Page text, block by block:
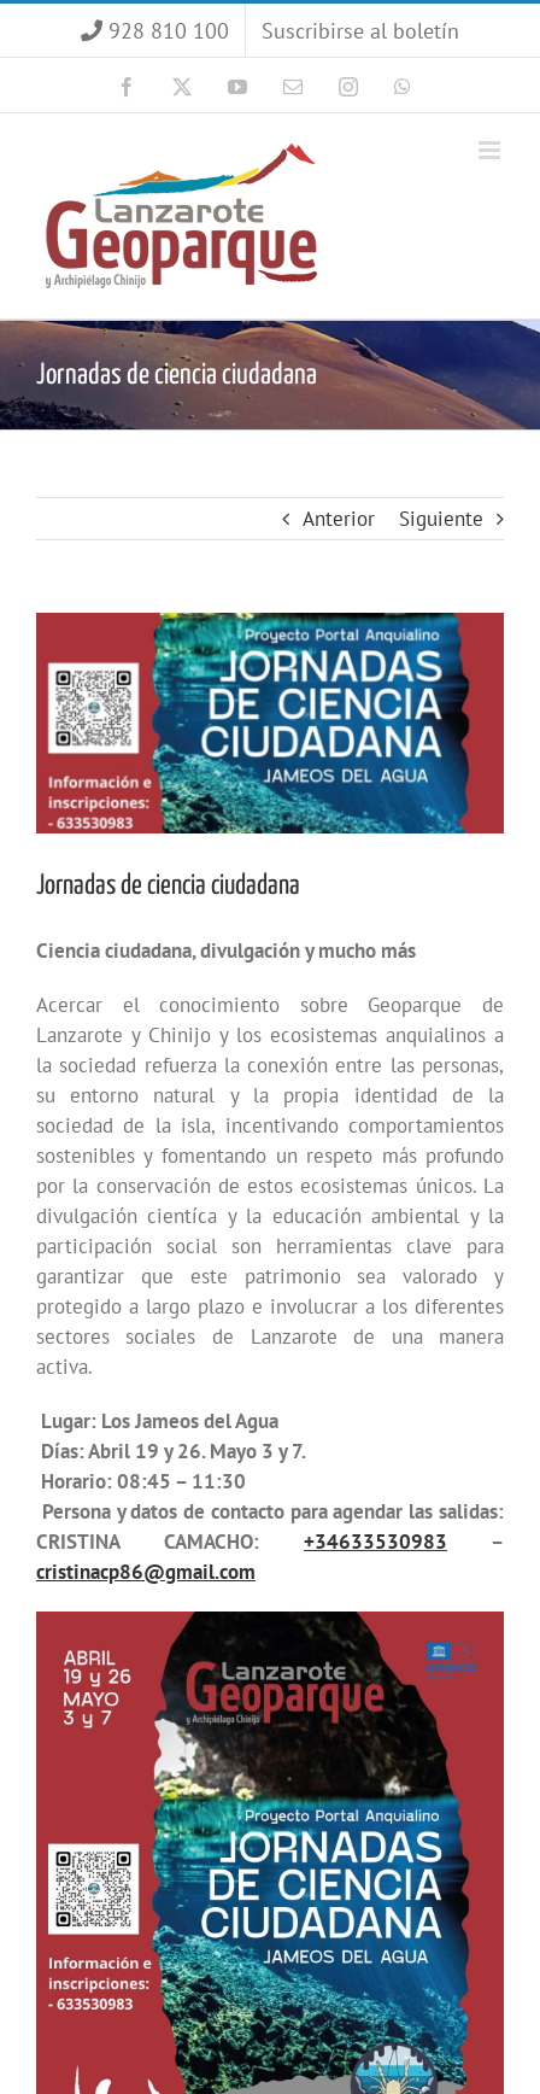
928 810 100 Suscribirse al boletín
Facebook YouTubeCorreoInstagram
Jornadas de ciencia ciudadana
Anterior Siguiente
imagen
más
grande
Jornadas de ciencia ciudadana
Ciencia ciudadana, divulgación y mucho más
Acercar el conocimiento sobre Geoparque de
Lanzarote y Chinijo y los ecosistemas anquialinos a
la sociedad refuerza la conexión entre las personas,
su entorno natural y la propia identidad de la
sociedad de la isla, incentivando comportamientos
sostenibles y fomentando un respeto más profundo
por la conservación de estos ecosistemas únicos. La
divulgación cientíca y la educación ambiental y la
participación social son herramientas clave para
garantizar que este patrimonio sea valorado y
protegido a largo plazo e involucrar a los diferentes
sectores sociales de Lanzarote de una manera
activa.
Lugar: Los Jameos del Agua
Días: Abril 19 y 26. Mayo 3 y 7.
Horario: 08:45 – 11:30
Persona y datos de contacto para agendar las salidas:
CRISTINA CAMACHO:+34633530983 –
cristinacp86@gmail.com